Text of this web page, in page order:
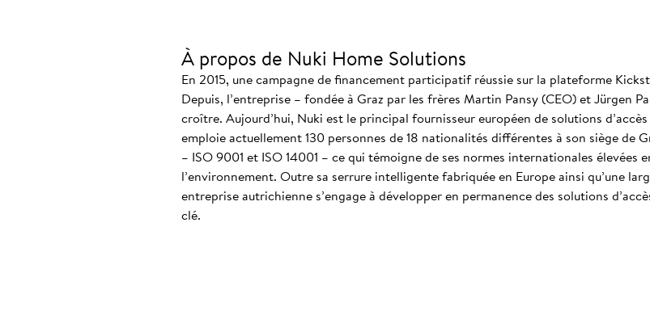
À propos de Nuki Home Solutions
En 2015, une campagne de financement participatif réussie sur la plateforme
Depuis, l’entreprise – fondée à Graz par les frères Martin Pansy (CEO) et Jürgen
croître. Aujourd’hui, Nuki est le principal fournisseur européen de solutions
emploie actuellement 130 personnes de 18 nationalités différentes à son siège de
– ISO 9001 et ISO 14001 – ce qui témoigne de ses normes internationales élevées
l’environnement. Outre sa serrure intelligente fabriquée en Europe ainsi qu’une
entreprise autrichienne s’engage à développer en permanence des solutions
clé.